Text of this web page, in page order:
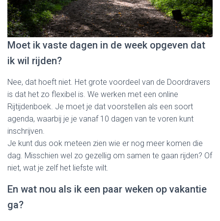
Moet ik vaste dagen in de week opgeven dat
ik wil rijden?
Nee, dat hoeft niet. Het grote voordeel van de Doordravers
is dat het zo flexibel is. We werken met een online
Rijtijdenboek. Je moet je dat voorstellen als een soort
agenda, waarbij je je vanaf 10 dagen van te voren kunt
inschrijven.
Je kunt dus ook meteen zien wie er nog meer komen die
dag. Misschien wel zo gezellig om samen te gaan rijden? Of
niet, wat je zelf het liefste wilt.
En wat nou als ik een paar weken op vakantie
ga?